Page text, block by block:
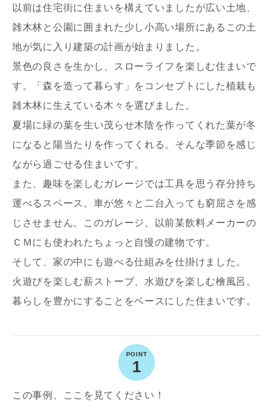
以前は住宅街に住まいを構えていましたが広い土地、
雑木林と公園に囲まれた少し小高い場所にあるこの土
地が気に入り建築の計画が始まりました。
景色の良さを生かし、スローライフを楽しむ住まいで
す。「森を造って暮らす」をコンセプトにした植栽も
雑木林に生えている木々を選びました。
夏場に緑の葉を生い茂らせ木陰を作ってくれた葉が冬
になると陽当たりを作ってくれる。そんな季節を感じ
ながら過ごせる住まいです。
また、趣味を楽しむガレージでは工具を思う存分持ち
運べるスペース。車が悠々と二台入っても窮屈さを感
じさせません。このガレージ、以前某飲料メーカーの
ＣＭにも使われたちょっと自慢の建物です。
そして、家の中にも遊べる仕組みを仕掛けました。
火遊びを楽しむ薪ストーブ、水遊びを楽しむ檜風呂。
暮らしを豊かにすることをベースにした住まいです。
1
この事例、ここを見てください！